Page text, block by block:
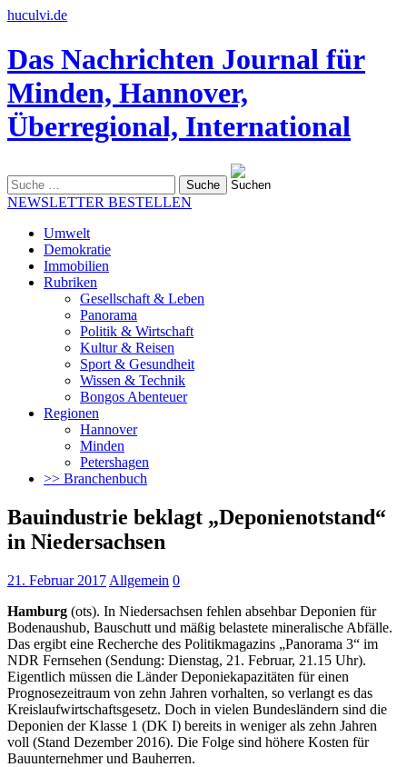
huculvi.de
Das Nachrichten Journal für
Minden, Hannover,
Überregional, International
nach:
NEWSLETTER BESTELLEN
Umwelt
Demokratie
Immobilien
Rubriken
Gesellschaft & Leben
Panorama
Politik & Wirtschaft
Kultur & Reisen
Sport & Gesundheit
Wissen & Technik
Bongos Abenteuer
Regionen
Hannover
Minden
Petershagen
>> Branchenbuch
Bauindustrie beklagt „Deponienotstand“
in Niedersachsen
21. Februar 2017 Allgemein 0
Hamburg (ots). In Niedersachsen fehlen absehbar Deponien für
Bodenaushub, Bauschutt und mäßig belastete mineralische Abfälle.
Das ergibt eine Recherche des Politikmagazins „Panorama 3“ im
NDR Fernsehen (Sendung: Dienstag, 21. Februar, 21.15 Uhr).
Eigentlich müssen die Länder Deponiekapazitäten für einen
Prognosezeitraum von zehn Jahren vorhalten, so verlangt es das
Kreislaufwirtschaftsgesetz. Doch in vielen Bundesländern sind die
Deponien der Klasse 1 (DK I) bereits in weniger als zehn Jahren
voll (Stand Dezember 2016). Die Folge sind höhere Kosten für
Bauunternehmer und Bauherren.